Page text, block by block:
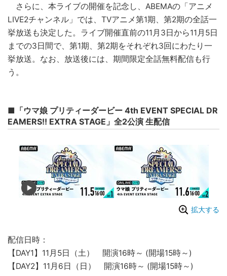
さらに、本ライブの開催を記念し、ABEMAの「アニメ
LIVE2チャンネル」では、TVアニメ第1期、第2期の全話一
挙放送も決定した。ライブ開催直前の11月3日から11月5日
までの3日間で、第1期、第2期をそれぞれ3回にわたり一
挙放送。なお、放送後には、期間限定全話無料配信も行
う。
■「ウマ娘 プリティーダービー 4th EVENT SPECIAL DR
EAMERS!! EXTRA STAGE」全2公演 生配信
拡大する
配信日時：
【DAY1】11月5日（土） 開演16時～ (開場15時～)
【DAY2】11月6日（日） 開演16時～ (開場15時～)